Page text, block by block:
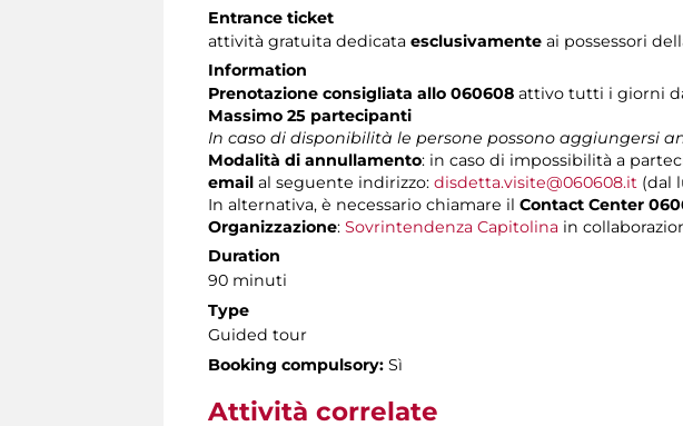
Entrance ticket
attività gratuita dedicata esclusivamente ai possessori
Information
Prenotazione consigliata allo 060608 attivo tutti i giorni
Massimo 25 partecipanti
In caso di disponibilità le persone possono aggiungersi
Modalità di annullamento: in caso di impossibilità a
email al seguente indirizzo: disdetta.visite@060608.it (dal
In alternativa, è necessario chiamare il Contact Center
Organizzazione: Sovrintendenza Capitolina in
Duration
90 minuti
Type
Guided tour
Booking compulsory: Sì
Attività correlate